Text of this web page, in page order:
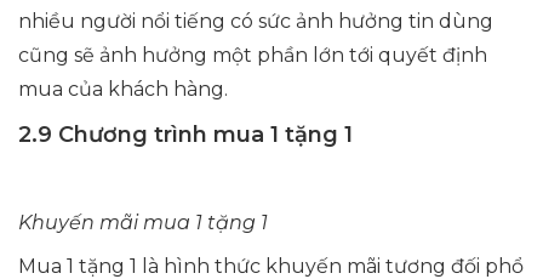
nhiều người nổi tiếng có sức ảnh hưởng tin dùng
cũng sẽ ảnh hưởng một phần lớn tới quyết định
mua của khách hàng.
2.9 Chương trình mua 1 tặng 1
Khuyến mãi mua 1 tặng 1
Mua 1 tặng 1 là hình thức khuyến mãi tương đối phổ